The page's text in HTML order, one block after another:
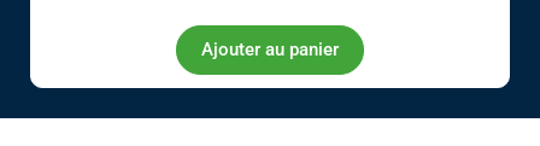
Ajouter au panier